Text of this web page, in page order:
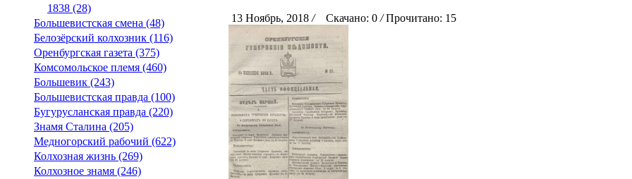
1838 (28)
Большевистская смена (48)
Белозёрский колхозник (116)
Оренбургская газета (375)
Комсомольское племя (460)
Большевик (243)
Большевистская правда (100)
Бугурусланская правда (220)
Знамя Сталина (205)
Медногорский рабочий (622)
Колхозная жизнь (269)
Колхозное знамя (246)
13 Ноябрь, 2018 /Скачано: 0 /Прочитано: 15